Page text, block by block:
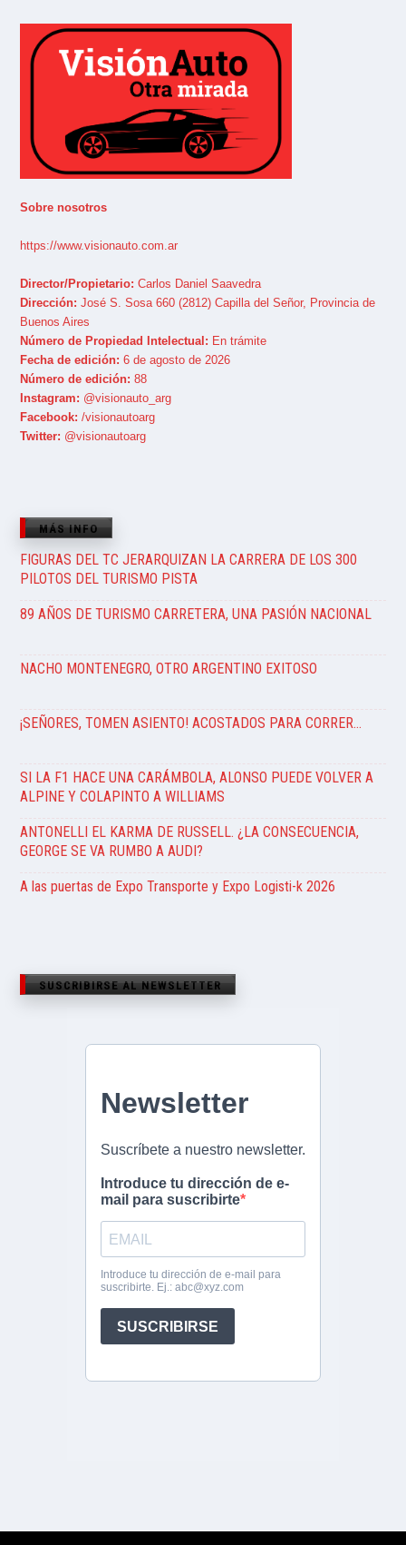
Sobre nosotros
https://www.visionauto.com.ar
Director/Propietario: Carlos Daniel Saavedra
Dirección: José S. Sosa 660 (2812) Capilla del Señor, Provincia de
Buenos Aires
Número de Propiedad Intelectual: En trámite
Fecha de edición: 6 de agosto de 2026
Número de edición: 88
Instagram: @visionauto_arg
Facebook: /visionautoarg
Twitter: @visionautoarg
MÁS INFO
FIGURAS DEL TC JERARQUIZAN LA CARRERA DE LOS 300
PILOTOS DEL TURISMO PISTA
89 AÑOS DE TURISMO CARRETERA, UNA PASIÓN NACIONAL
NACHO MONTENEGRO, OTRO ARGENTINO EXITOSO
¡SEÑORES, TOMEN ASIENTO! ACOSTADOS PARA CORRER…
SI LA F1 HACE UNA CARÁMBOLA, ALONSO PUEDE VOLVER A
ALPINE Y COLAPINTO A WILLIAMS
ANTONELLI EL KARMA DE RUSSELL. ¿LA CONSECUENCIA,
GEORGE SE VA RUMBO A AUDI?
A las puertas de Expo Transporte y Expo Logisti-k 2026
SUSCRIBIRSE AL NEWSLETTER